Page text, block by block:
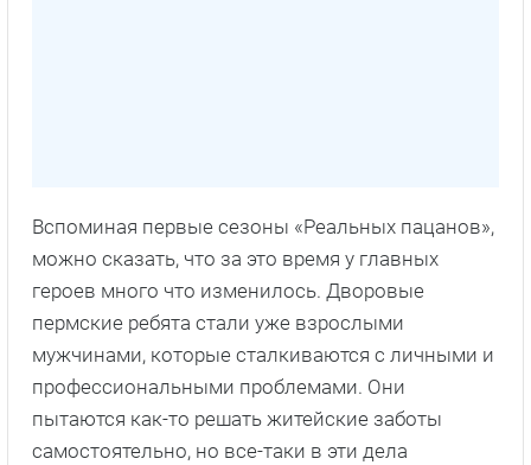
Вспоминая первые сезоны «Реальных пацанов»,
можно сказать, что за это время у главных
героев много что изменилось. Дворовые
пермские ребята стали уже взрослыми
мужчинами, которые сталкиваются с личными и
профессиональными проблемами. Они
пытаются как-то решать житейские заботы
самостоятельно, но все-таки в эти дела